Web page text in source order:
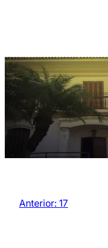
Anterior: 17